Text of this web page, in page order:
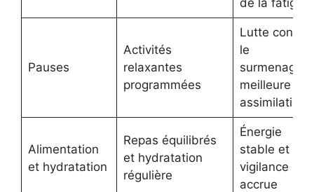
Pauses
Activités
relaxantes
programmées
Lutte contre
le
surmenage,
meilleure
assimilation
Alimentation
et hydratation
Repas équilibrés
et hydratation
régulière
Énergie
stable et
vigilance
accrue